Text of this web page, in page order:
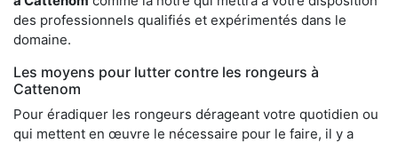
des professionnels qualifiés et expérimentés dans le
domaine.
Les moyens pour lutter contre les rongeurs à
Cattenom
Pour éradiquer les rongeurs dérageant votre quotidien ou
qui mettent en œuvre le nécessaire pour le faire, il y a